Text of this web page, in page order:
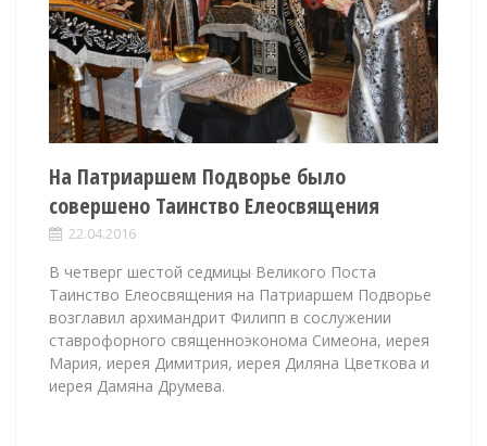
На Патриаршем Подворье было
совершено Таинство Елеосвящения
22.04.2016
В четверг шестой седмицы Великого Поста
Таинство Елеосвящения на Патриаршем Подворье
возглавил архимандрит Филипп в сослужении
ставрофорного священноэконома Симеона, иерея
Мария, иерея Димитрия, иерея Диляна Цветкова и
иерея Дамяна Друмева.